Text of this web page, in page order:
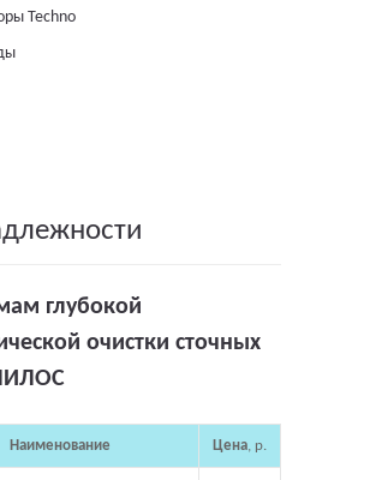
Techno
глубокой
очистки сточных
Наименование Цена, р.